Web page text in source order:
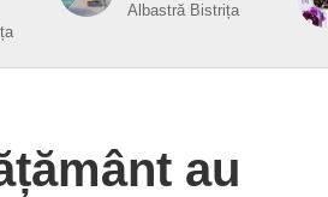
Albastră Bistrița
au